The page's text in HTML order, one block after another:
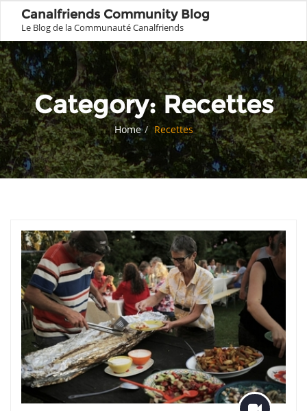
Canalfriends Community Blog
Le Blog de la Communauté Canalfriends
Category:Recettes
Home Recettes